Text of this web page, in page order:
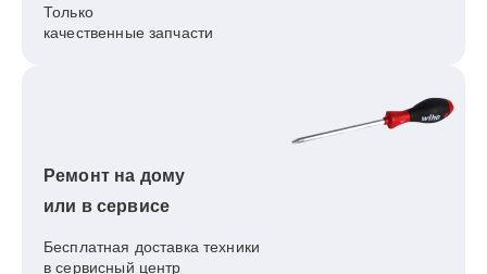
Только
качественные запчасти
Ремонт на дому
или в сервисе
Бесплатная доставка техники
в сервисный центр